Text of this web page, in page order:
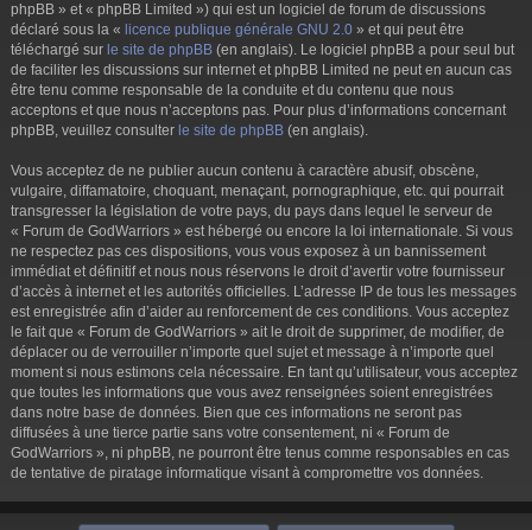
phpBB » et « phpBB Limited ») qui est un logiciel de forum de discussions
déclaré sous la « licence publique générale GNU 2.0 » et qui peut être
téléchargé sur le site de phpBB (en anglais). Le logiciel phpBB a pour seul but
de faciliter les discussions sur internet et phpBB Limited ne peut en aucun cas
être tenu comme responsable de la conduite et du contenu que nous
acceptons et que nous n’acceptons pas. Pour plus d’informations concernant
phpBB, veuillez consulter le site de phpBB (en anglais).
Vous acceptez de ne publier aucun contenu à caractère abusif, obscène,
vulgaire, diffamatoire, choquant, menaçant, pornographique, etc. qui pourrait
transgresser la législation de votre pays, du pays dans lequel le serveur de
« Forum de GodWarriors » est hébergé ou encore la loi internationale. Si vous
ne respectez pas ces dispositions, vous vous exposez à un bannissement
immédiat et définitif et nous nous réservons le droit d’avertir votre fournisseur
d’accès à internet et les autorités officielles. L’adresse IP de tous les messages
est enregistrée afin d’aider au renforcement de ces conditions. Vous acceptez
le fait que « Forum de GodWarriors » ait le droit de supprimer, de modifier, de
déplacer ou de verrouiller n’importe quel sujet et message à n’importe quel
moment si nous estimons cela nécessaire. En tant qu’utilisateur, vous acceptez
que toutes les informations que vous avez renseignées soient enregistrées
dans notre base de données. Bien que ces informations ne seront pas
diffusées à une tierce partie sans votre consentement, ni « Forum de
GodWarriors », ni phpBB, ne pourront être tenus comme responsables en cas
de tentative de piratage informatique visant à compromettre vos données.